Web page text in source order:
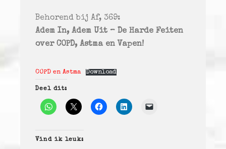
Behorend bij Af, 369:
Adem In, Adem Uit – De Harde Feiten
over COPD, Astma en Vapen!
COPD en Astma Download
Deel dit:
Vind ik leuk: